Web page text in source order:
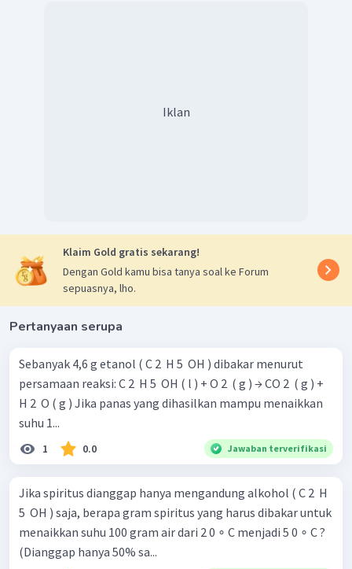
Iklan
Klaim Gold gratis sekarang!
Dengan Gold kamu bisa tanya soal ke Forum
sepuasnya, lho.
Pertanyaan serupa
Sebanyak 4,6 g etanol ( C 2 ​ H 5 ​ OH ) dibakar menurut
persamaan reaksi: C 2 ​ H 5 ​ OH ( l ) + O 2 ​ ( g ) → CO 2 ​ ( g ) +
H 2 ​ O ( g ) Jika panas yang dihasilkan mampu menaikkan
suhu 1...
1 0.0 Jawaban terverifikasi
Jika spiritus dianggap hanya mengandung alkohol ( C 2 ​ H
5 ​ OH ) saja, berapa gram spiritus yang harus dibakar untuk
menaikkan suhu 100 gram air dari 2 0 ∘ C menjadi 5 0 ∘ C ?
(Dianggap hanya 50% sa...